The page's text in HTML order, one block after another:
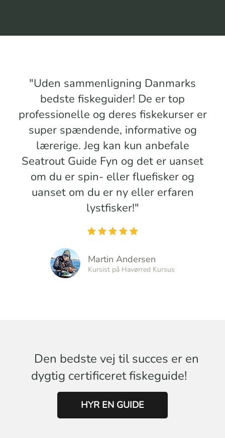
"Uden sammenligning Danmarks
bedste fiskeguider! De er top
professionelle og deres fiskekurser er
super spændende, informative og
lærerige. Jeg kan kun anbefale
Seatrout Guide Fyn og det er uanset
om du er spin- eller fluefisker og
uanset om du er ny eller erfaren
lystfisker!"
Martin Andersen
Kursist på Havørred Kursus
Den bedste vej til succes er en
dygtig certificeret fiskeguide!
HYR EN GUIDE